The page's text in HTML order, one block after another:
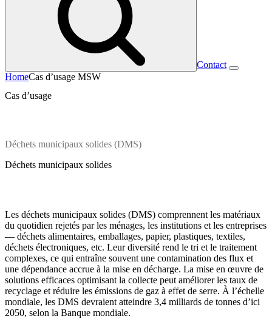
Contact
HomeCas d’usage MSW
Cas d’usage
Déchets municipaux solides (DMS)
Déchets municipaux solides
Les déchets municipaux solides (DMS) comprennent les matériaux
du quotidien rejetés par les ménages, les institutions et les entreprises
— déchets alimentaires, emballages, papier, plastiques, textiles,
déchets électroniques, etc. Leur diversité rend le tri et le traitement
complexes, ce qui entraîne souvent une contamination des flux et
une dépendance accrue à la mise en décharge. La mise en œuvre de
solutions efficaces optimisant la collecte peut améliorer les taux de
recyclage et réduire les émissions de gaz à effet de serre. À l’échelle
mondiale, les DMS devraient atteindre 3,4 milliards de tonnes d’ici
2050, selon la Banque mondiale.